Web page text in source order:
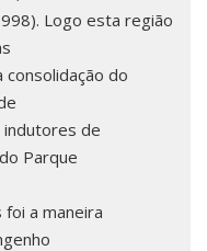
Logo esta região
do
indutores de
Parque
a maneira